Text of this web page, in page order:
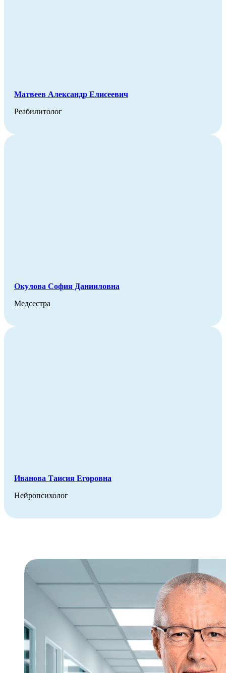
Матвеев Александр Елисеевич
Реабилитолог
Окулова София Данииловна
Медсестра
Иванова Таисия Егоровна
Нейропсихолог